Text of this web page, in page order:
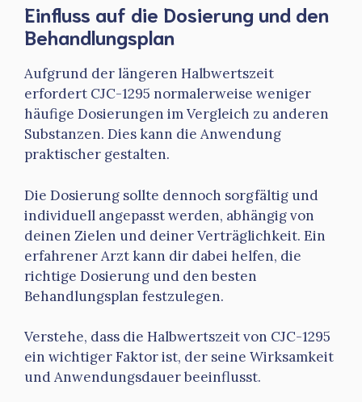
Einfluss auf die Dosierung und den
Behandlungsplan
Aufgrund der längeren Halbwertszeit
erfordert CJC-1295 normalerweise weniger
häufige Dosierungen im Vergleich zu anderen
Substanzen. Dies kann die Anwendung
praktischer gestalten.
Die Dosierung sollte dennoch sorgfältig und
individuell angepasst werden, abhängig von
deinen Zielen und deiner Verträglichkeit. Ein
erfahrener Arzt kann dir dabei helfen, die
richtige Dosierung und den besten
Behandlungsplan festzulegen.
Verstehe, dass die Halbwertszeit von CJC-1295
ein wichtiger Faktor ist, der seine Wirksamkeit
und Anwendungsdauer beeinflusst.